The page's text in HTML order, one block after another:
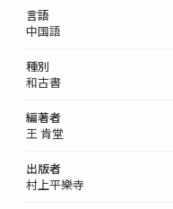
言語
中国語
種別
和古書
編著者
王 肯堂
出版者
村上平樂寺